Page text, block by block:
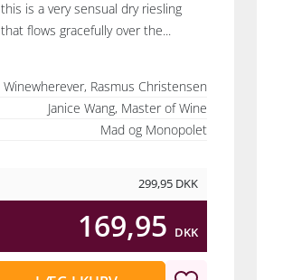
this is a very sensual dry riesling
that flows gracefully over the...
Winewherever, Rasmus Christensen
Janice Wang, Master of Wine
Mad og Monopolet
299,95 DKK
169,95 DKK